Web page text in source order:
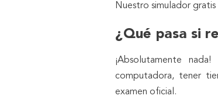
Nuestro simulador
¿Qué pasa si
¡Absolutamente
computadora, tener
examen oficial.